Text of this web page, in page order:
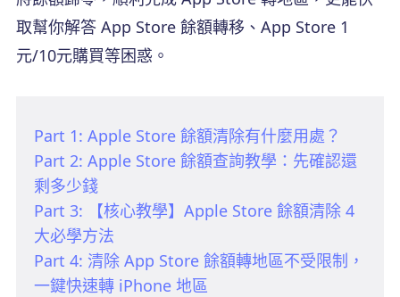
取幫你解答 App Store 餘額轉移、App Store 1
元/10元購買等困惑。
Part 1: Apple Store 餘額清除有什麼用處？
Part 2: Apple Store 餘額查詢教學：先確認還
剩多少錢
Part 3: 【核心教學】Apple Store 餘額清除 4
大必學方法
Part 4: 清除 App Store 餘額轉地區不受限制，
一鍵快速轉 iPhone 地區